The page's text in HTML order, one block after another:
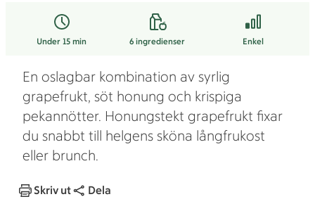
Under 15 min 6ingredienser Enkel
En oslagbar kombination av syrlig
grapefrukt, söt honung och krispiga
pekannötter. Honungstekt grapefrukt fixar
du snabbt till helgens sköna långfrukost
eller brunch.
Skriv ut Dela